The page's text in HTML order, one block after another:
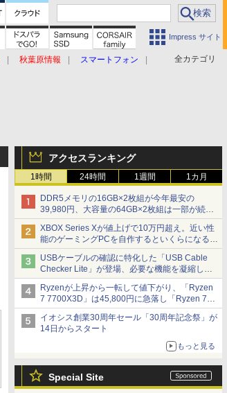
Impress サイト
全カテゴリ
秋葉原情報
スマートフォン
アクセスランキング
1時間 24時間 1週間 1カ月
DDR5メモリの16GB×2枚組が今年最安の
39,980円、大容量の64GB×2枚組は一部が続騰
[8月前半のメモリ価格]
XBOX Series Xが値上げで10万円超え。近い性
能のゲーミングPCを自作するといくらになる？
【石田賀津男の『酒の肴にPCゲーム』】
USBケーブルの確認に特化した「USB Cable
Checker Lite」が登場、必要な機能を凝縮しコ
ンパクトに 7日発売
Ryzenが上昇から一転して値下がり、「Ryzen
7 7700X3D」は45,800円に急落し「Ryzen 7
7800X3D」との価格逆転解消 [8月前半のCPU
価格]
イオシス創業30周年セール「30周年記念祭」が
14日からスタート
もっと見る
Special Site